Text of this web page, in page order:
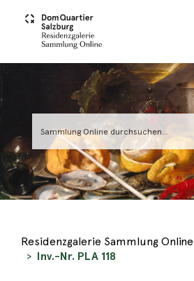
Residenzgalerie Sammlung Online
Inv.-Nr. PLA 118